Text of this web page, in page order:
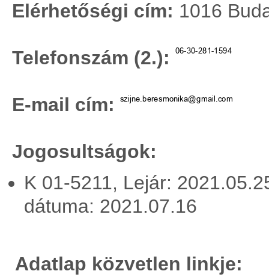
Elérhetőségi cím: 1016
Telefonszám (2.):
E-mail cím:
Jogosultságok:
K 01-5211, Lejár:
dátuma: 2021.07.16
Adatlap közvetlen linkje: